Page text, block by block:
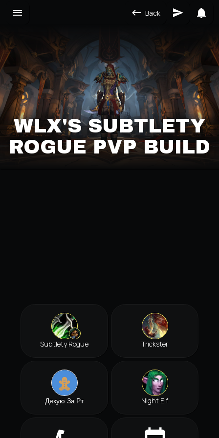
Back
WLX'S SUBTLETY
ROGUE PVP BUILD
Subtlety Rogue Trickster
Дякую За Рт Night Elf